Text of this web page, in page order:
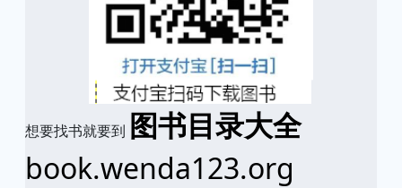
想要找书就要到 图书目录大全
book.wenda123.org